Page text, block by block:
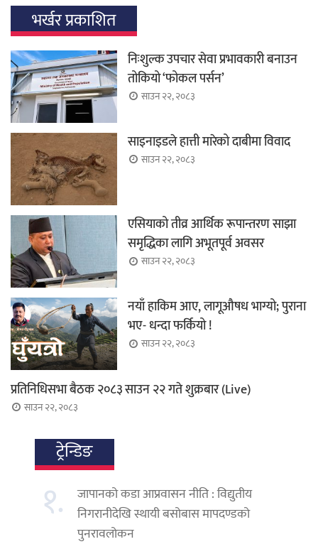
भर्खर प्रकाशित
निःशुल्क उपचार सेवा प्रभावकारी बनाउन
तोकियो ‘फोकल पर्सन’
साउन २२, २०८३
साइनाइडले हात्ती मारेको दाबीमा विवाद
साउन २२, २०८३
एसियाको तीव्र आर्थिक रूपान्तरण साझा
समृद्धिका लागि अभूतपूर्व अवसर
साउन २२, २०८३
नयाँ हाकिम आए, लागूऔषध भाग्यो; पुराना
भए- धन्दा फर्कियो !
साउन २२, २०८३
प्रतिनिधिसभा बैठक २०८३ साउन २२ गते शुक्रबार (Live)
साउन २२, २०८३
ट्रेन्डिङ
१.
जापानको कडा आप्रवासन नीति : विद्युतीय
निगरानीदेखि स्थायी बसोबास मापदण्डको
पुनरावलोकन